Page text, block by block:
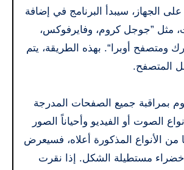
على الجهاز، سيبدأ البرنامج في إضافة
مثل ”جوجل كروم، وفايرفوكس،
ومتصفح أوبرا“. بهذه الطريقة، يتم
المتصفح.
بمراقبة جميع الصفحات المدرجة
الصوت أو الفيديو وأحياناً الصور
من الأنواع المذكورة أعلاه، فسيعرض
خضراء مستطيلة الشكل. إذا نقرت